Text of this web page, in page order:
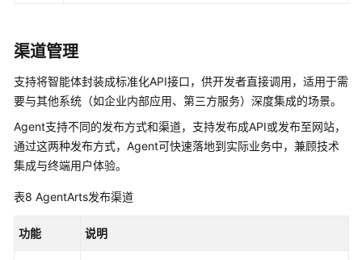
任
担
务
等
级
议
（SLA）
渠道管理
支持将智能体封装成标准化API接口，供开发者直接调用，适用于需
要与其他系统（如企业内部应用、第三方服务）深度集成的场景。
Agent支持不同的发布方式和渠道，支持发布成API或发布至网站，
通过这两种发布方式，Agent可快速落地到实际业务中，兼顾技术
集成与终端用户体验。
表8 AgentArts发布渠道
功能 说明